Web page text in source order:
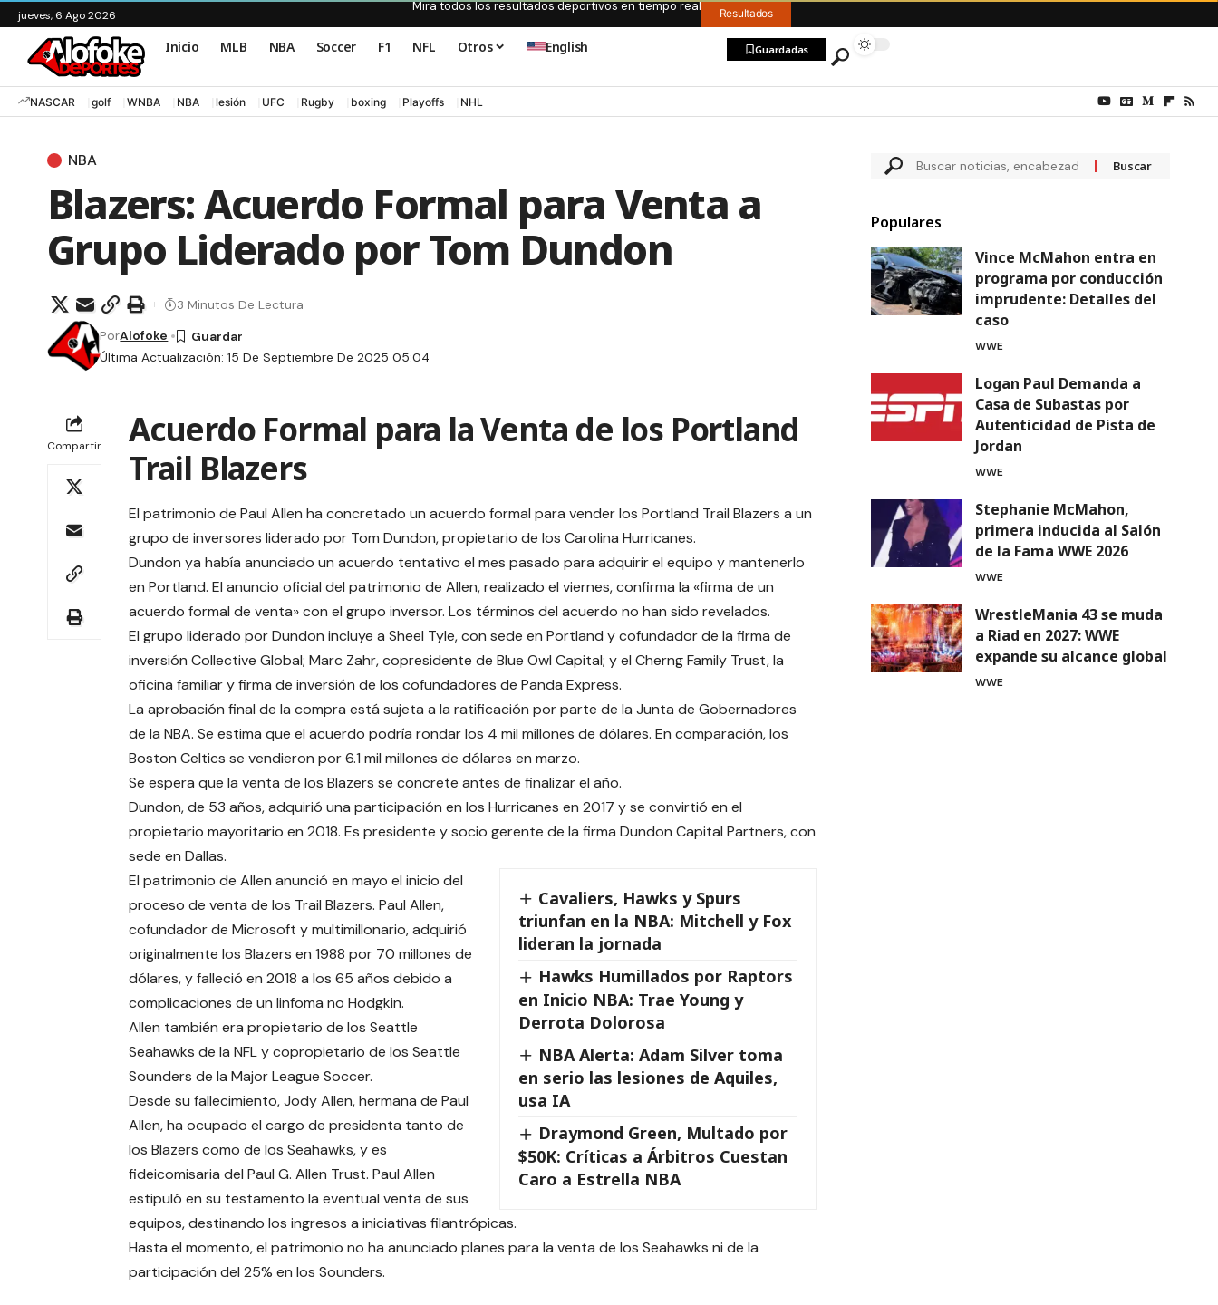
jueves, 6 Ago 2026
Mira todos los resultados deportivos en tiempo real Resultados
Inicio MLB NBA Soccer F1 NFL Otros English Guardadas
NASCAR golf WNBA NBA lesión UFC Rugby boxing Playoffs NHL
NBA
Blazers: Acuerdo Formal para Venta a
Grupo Liderado por Tom Dundon
Última Actualización: 15 De Septiembre De 2025 05:04
PorAlofoke
3 Minutos De Lectura
Compartir
Acuerdo Formal para la Venta de los Portland
Trail Blazers
El patrimonio de Paul Allen ha concretado un acuerdo formal para vender los Portland Trail Blazers a un
grupo de inversores liderado por Tom Dundon, propietario de los Carolina Hurricanes.
Dundon ya había anunciado un acuerdo tentativo el mes pasado para adquirir el equipo y mantenerlo
en Portland. El anuncio oficial del patrimonio de Allen, realizado el viernes, confirma la «firma de un
acuerdo formal de venta» con el grupo inversor. Los términos del acuerdo no han sido revelados.
El grupo liderado por Dundon incluye a Sheel Tyle, con sede en Portland y cofundador de la firma de
inversión Collective Global; Marc Zahr, copresidente de Blue Owl Capital; y el Cherng Family Trust, la
oficina familiar y firma de inversión de los cofundadores de Panda Express.
La aprobación final de la compra está sujeta a la ratificación por parte de la Junta de Gobernadores
de la NBA. Se estima que el acuerdo podría rondar los 4 mil millones de dólares. En comparación, los
Boston Celtics se vendieron por 6.1 mil millones de dólares en marzo.
Se espera que la venta de los Blazers se concrete antes de finalizar el año.
Dundon, de 53 años, adquirió una participación en los Hurricanes en 2017 y se convirtió en el
propietario mayoritario en 2018. Es presidente y socio gerente de la firma Dundon Capital Partners, con
sede en Dallas.
Cavaliers, Hawks y Spurs
triunfan en la NBA: Mitchell y Fox
lideran la jornada
Hawks Humillados por Raptors
en Inicio NBA: Trae Young y
Derrota Dolorosa
NBA Alerta: Adam Silver toma
en serio las lesiones de Aquiles,
usa IA
Draymond Green, Multado por
$50K: Críticas a Árbitros Cuestan
Caro a Estrella NBA
El patrimonio de Allen anunció en mayo el inicio del
proceso de venta de los Trail Blazers. Paul Allen,
cofundador de Microsoft y multimillonario, adquirió
originalmente los Blazers en 1988 por 70 millones de
dólares, y falleció en 2018 a los 65 años debido a
complicaciones de un linfoma no Hodgkin.
Allen también era propietario de los Seattle
Seahawks de la NFL y copropietario de los Seattle
Sounders de la Major League Soccer.
Desde su fallecimiento, Jody Allen, hermana de Paul
Allen, ha ocupado el cargo de presidenta tanto de
los Blazers como de los Seahawks, y es
fideicomisaria del Paul G. Allen Trust. Paul Allen
estipuló en su testamento la eventual venta de sus
equipos, destinando los ingresos a iniciativas filantrópicas.
Hasta el momento, el patrimonio no ha anunciado planes para la venta de los Seahawks ni de la
participación del 25% en los Sounders.
Populares
Vince McMahon entra en
programa por conducción
imprudente: Detalles del
caso
WWE
Logan Paul Demanda a
Casa de Subastas por
Autenticidad de Pista de
Jordan
WWE
Stephanie McMahon,
primera inducida al Salón
de la Fama WWE 2026
WWE
WrestleMania 43 se muda
a Riad en 2027: WWE
expande su alcance global
WWE